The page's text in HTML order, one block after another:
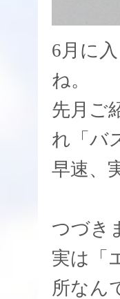
6月に
ね。
先月ご
れ「バ
早速、
つづき
実は「
所なん